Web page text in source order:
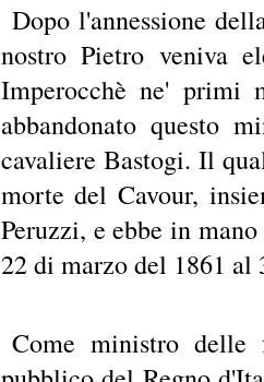
Dopo l'annessione
nostro Pietro veniva
Imperocchè ne' primi
abbandonato questo
cavaliere Bastogi. Il
morte del Cavour,
Peruzzi, e ebbe in
22 di marzo del 1861 al
Come ministro